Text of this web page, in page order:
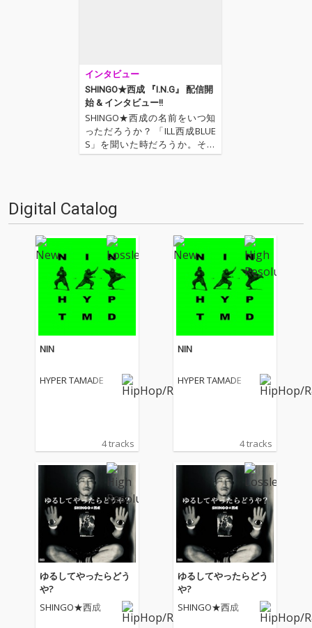
インタビュー
SHINGO★西成 『I.N.G』 配信開
始 & インタビュー!!
SHINGO★西成の名前をいつ知
っただろうか？ 「ILL西成BLUE
S」を聞いた時だろうか。その
時アーティスト名よりも先に
命に生きる労働者達が多く住
む。そしてSHINGO…
Digital Catalog
NIN
HYPER TAMADE
4 tracks
NIN
HYPER TAMADE
4 tracks
ゆるしてやったらどう
や?
SHINGO★西成
ゆるしてやったらどう
や?
SHINGO★西成